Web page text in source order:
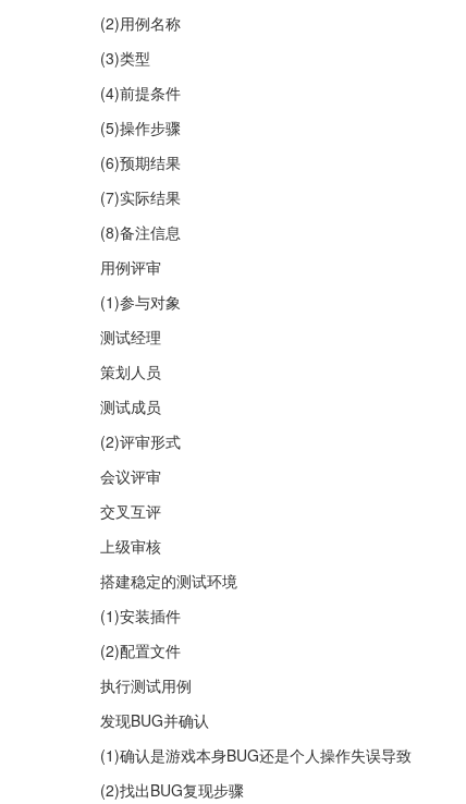
(2)用例名称
(3)类型
(4)前提条件
(5)操作步骤
(6)预期结果
(7)实际结果
(8)备注信息
用例评审
(1)参与对象
测试经理
策划人员
测试成员
(2)评审形式
会议评审
交叉互评
上级审核
搭建稳定的测试环境
(1)安装插件
(2)配置文件
执行测试用例
发现BUG并确认
(1)确认是游戏本身BUG还是个人操作失误导致
(2)找出BUG复现步骤